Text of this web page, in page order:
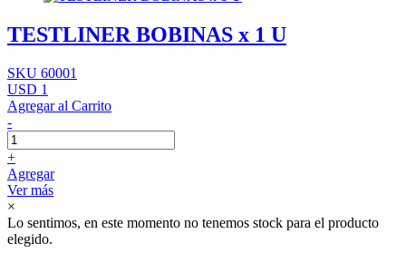
TESTLINER BOBINAS x 1 U
SKU 60001
USD 1
Agregar al Carrito
-
+
Agregar
Ver más
×
Lo sentimos, en este momento no tenemos stock para el producto
elegido.